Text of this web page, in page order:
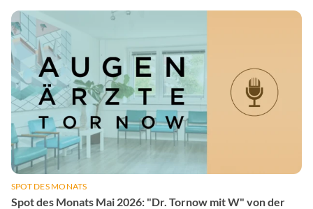
SPOT DES MONATS
Spot des Monats Mai 2026: "Dr. Tornow mit W" von der